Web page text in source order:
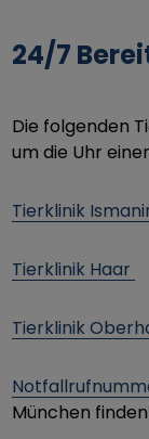
24/7
Die folgenden
um die Uhr
Tierklinik
Tierklinik Haar
Tierklinik
München finden